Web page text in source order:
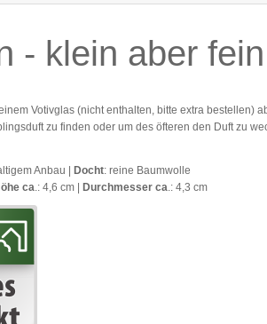
- klein aber fein
Votivglas (nicht enthalten, bitte extra bestellen)
zu finden oder um des öfteren den Duft zu
Anbau | Docht: reine Baumwolle
ca.: 4,6 cm | Durchmesser ca.: 4,3 cm